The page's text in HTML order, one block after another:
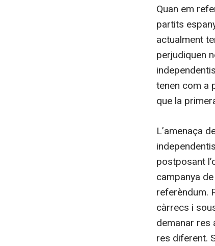
Quan em
partits
actualment
perjudiquen
tenen com a
que la
L’amenaça
postposant
campanya
referèndum.
càrrecs i
demanar res
res diferent.